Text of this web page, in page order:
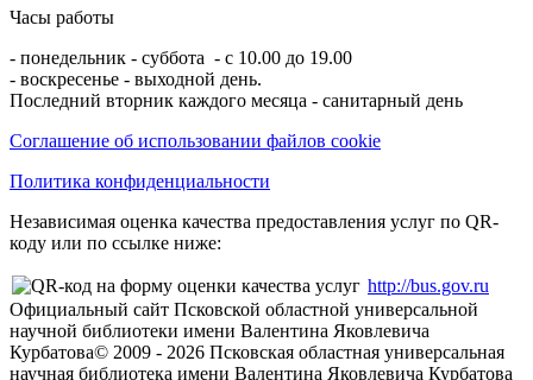
Часы работы
- понедельник - суббота - с 10.00 до 19.00
- воскресенье - выходной день.
Последний вторник каждого месяца - санитарный день
Соглашение об использовании файлов cookie
Политика конфиденциальности
Независимая оценка качества предоставления услуг по QR-
коду или по ссылке ниже:
http://bus.gov.ru
Официальный сайт Псковской областной универсальной
научной библиотеки имени Валентина Яковлевича
Курбатова© 2009 - 2026 Псковская областная универсальная
научная библиотека имени Валентина Яковлевича Курбатова